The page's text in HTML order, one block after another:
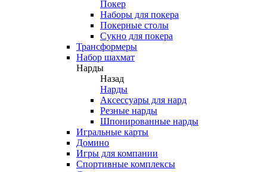
Покер
Наборы для покера
Покерные столы
Сукно для покера
Трансформеры
Набор шахмат
Нарды
Назад
Нарды
Аксессуары для нард
Резные нарды
Шпонированные нарды
Игральные карты
Домино
Игры для компании
Спортивные комплексы